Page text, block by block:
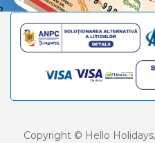
Copyright © Hello